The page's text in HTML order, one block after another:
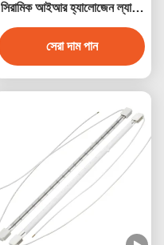
সিরামিক আইআর হ্যালোজেন ল্যাম্প
3000W 400V
সেরা দাম পান